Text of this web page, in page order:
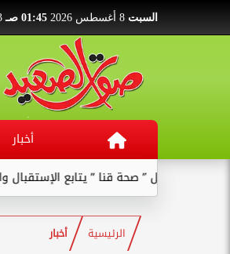
السبت 01:45 صـ
أخبار
” يتابع الإستقبال والعمليات والقسطرة
الرئيسية أخبار